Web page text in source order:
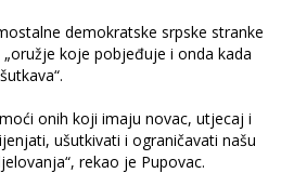
demokratske srpske stranke
koje pobjeđuje i onda kada
onih koji imaju novac, utjecaj i
ušutkivati i ograničavati našu
rekao je Pupovac.